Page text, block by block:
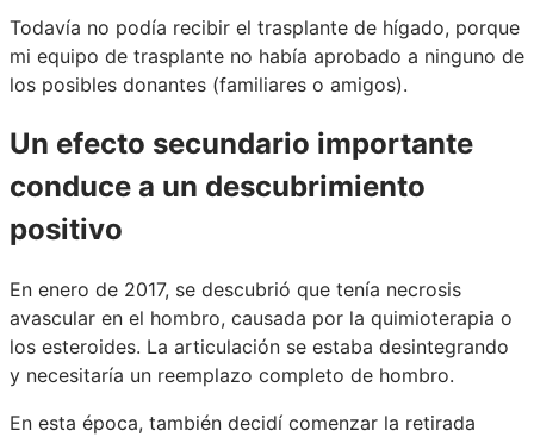
Todavía no podía recibir el trasplante de hígado, porque
mi equipo de trasplante no había aprobado a ninguno de
los posibles donantes (familiares o amigos).
Un efecto secundario importante
conduce a un descubrimiento
positivo
En enero de 2017, se descubrió que tenía necrosis
avascular en el hombro, causada por la quimioterapia o
los esteroides. La articulación se estaba desintegrando
y necesitaría un reemplazo completo de hombro.
En esta época, también decidí comenzar la retirada